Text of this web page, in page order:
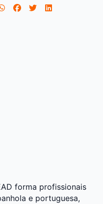
forma profissionais
e portuguesa,